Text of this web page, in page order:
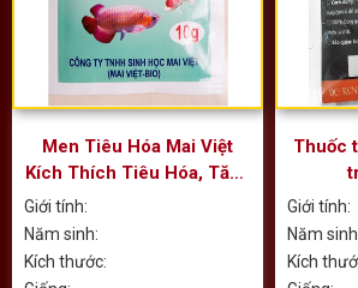
Men Tiêu Hóa Mai Việt
Kích Thích Tiêu Hóa, Tăng
Cường Miễn Dịch
Giới tính:
Năm sinh:
Kích thước:
Thuốc
Giới tính:
Năm
Kích